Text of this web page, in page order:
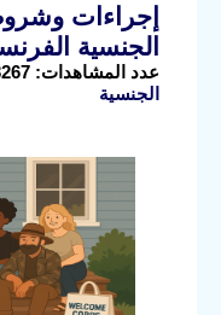
إجراءات
الجنسية
عدد المشاهدات: 23267 |
الجنسية